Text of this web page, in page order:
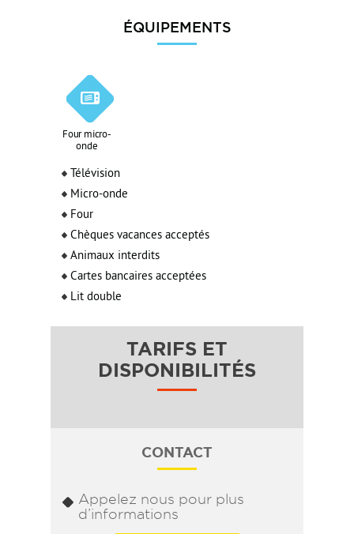
ÉQUIPEMENTS
Four micro-
onde
Télévision
Micro-onde
Four
Chèques vacances acceptés
Animaux interdits
Cartes bancaires acceptées
Lit double
TARIFS ET
DISPONIBILITÉS
CONTACT
Appelez nous pour plus
d’informations